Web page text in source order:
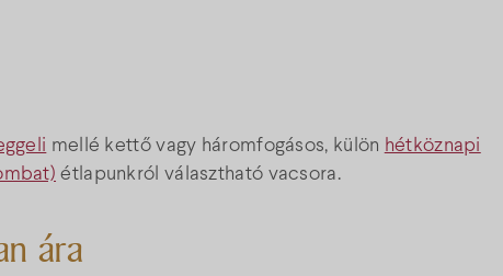
mellé kettő vagy háromfogásos, külön hétköznapi
étlapunkról választható vacsora.
ára